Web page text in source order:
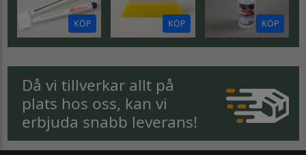
KÖP KÖP KÖP
Då vi tillverkar allt på
plats hos oss, kan vi
erbjuda snabb leverans!